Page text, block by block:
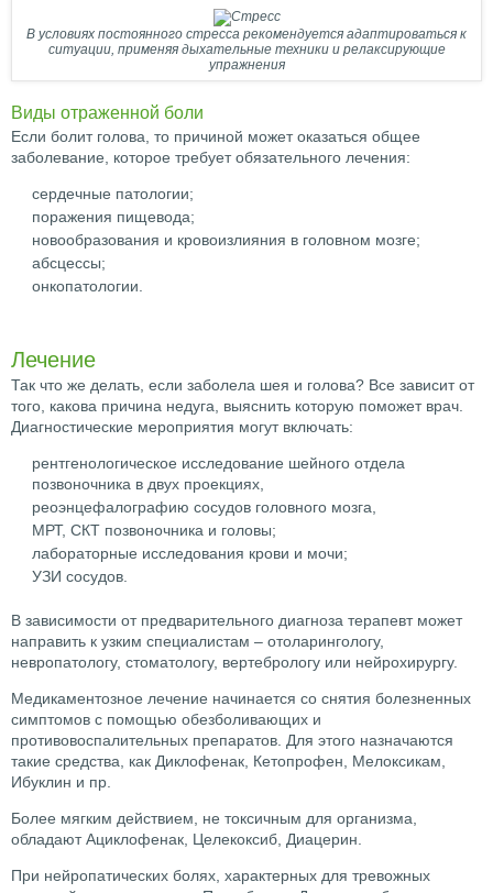
В условиях постоянного стресса рекомендуется адаптироваться к
ситуации, применяя дыхательные техники и релаксирующие
упражнения
Виды отраженной боли
Если болит голова, то причиной может оказаться общее
заболевание, которое требует обязательного лечения:
сердечные патологии;
поражения пищевода;
новообразования и кровоизлияния в головном мозге;
абсцессы;
онкопатологии.
Лечение
Так что же делать, если заболела шея и голова? Все зависит от
того, какова причина недуга, выяснить которую поможет врач.
Диагностические мероприятия могут включать:
рентгенологическое исследование шейного отдела
позвоночника в двух проекциях,
реоэнцефалографию сосудов головного мозга,
МРТ, СКТ позвоночника и головы;
лабораторные исследования крови и мочи;
УЗИ сосудов.
В зависимости от предварительного диагноза терапевт может
направить к узким специалистам – отоларингологу,
невропатологу, стоматологу, вертебрологу или нейрохирургу.
Медикаментозное лечение начинается со снятия болезненных
симптомов с помощью обезболивающих и
противовоспалительных препаратов. Для этого назначаются
такие средства, как Диклофенак, Кетопрофен, Мелоксикам,
Ибуклин и пр.
Более мягким действием, не токсичным для организма,
обладают Ациклофенак, Целекоксиб, Диацерин.
При нейропатических болях, характерных для тревожных